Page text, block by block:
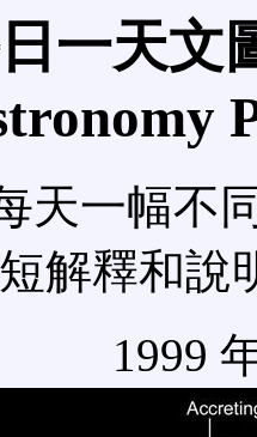
一天文
天一幅不
解釋和說
1999